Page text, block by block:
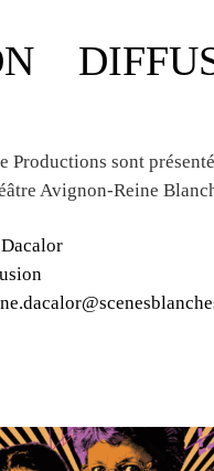
Productions sont
Avignon-Reine